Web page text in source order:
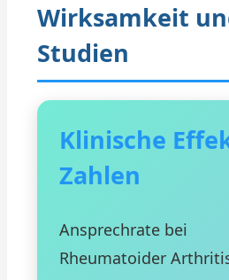
Wirksamkeit
Studien
Klinische
Zahlen
Ansprechrate bei
Rheumatoider